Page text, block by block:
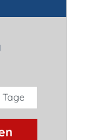
Tage